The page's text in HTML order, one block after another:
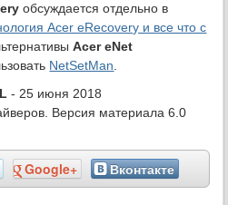
обсуждается отдельно в
Acer eRecovery и все что с
Acer eNet
NetSetMan
- 25 июня 2018
Версия материала 6.0
Google+ Вконтакте